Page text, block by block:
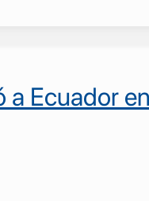
Ecuador